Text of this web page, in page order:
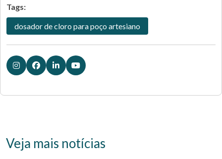
Tags:
dosador de cloro para poço artesiano
Veja mais notícias